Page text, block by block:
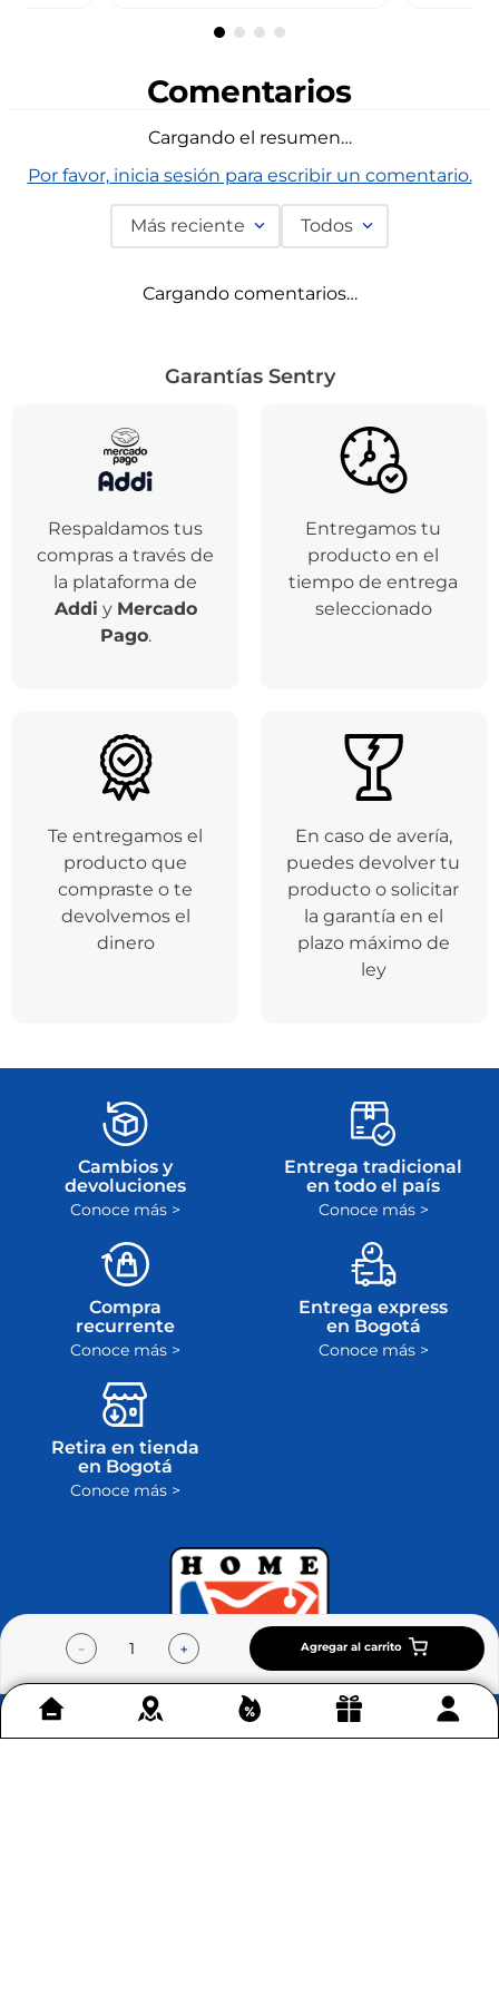
＋
－ Agregar al carrito
Comentarios
Cargando el resumen…
Por favor, inicia sesión para escribir un comentario.
Más reciente Todos
Cargando comentarios…
Garantías Sentry
Respaldamos tus
compras a través de
la plataforma de
Addi y Mercado
Pago.
Entregamos tu
producto en el
tiempo de entrega
seleccionado
Te entregamos el
producto que
compraste o te
devolvemos el
dinero
En caso de avería,
puedes devolver tu
producto o solicitar
la garantía en el
plazo máximo de
ley
Cambios y
devoluciones
Conoce más >
Entrega tradicional
en todo el país
Conoce más >
Compra
recurrente
Conoce más >
Entrega express
en Bogotá
Conoce más >
Retira en tienda
en Bogotá
Conoce más >